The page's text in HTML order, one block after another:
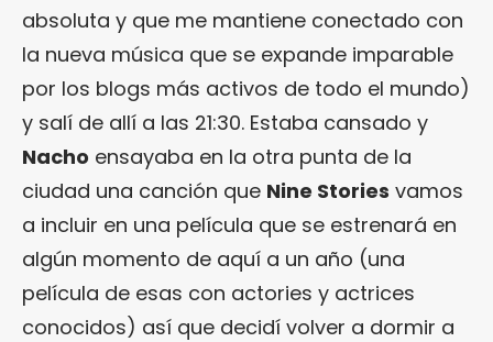
absoluta y que me mantiene conectado con
la nueva música que se expande imparable
por los blogs más activos de todo el mundo)
y salí de allí a las 21:30. Estaba cansado y
Nacho ensayaba en la otra punta de la
ciudad una canción que Nine Stories vamos
a incluir en una película que se estrenará en
algún momento de aquí a un año (una
película de esas con actories y actrices
conocidos) así que decidí volver a dormir a